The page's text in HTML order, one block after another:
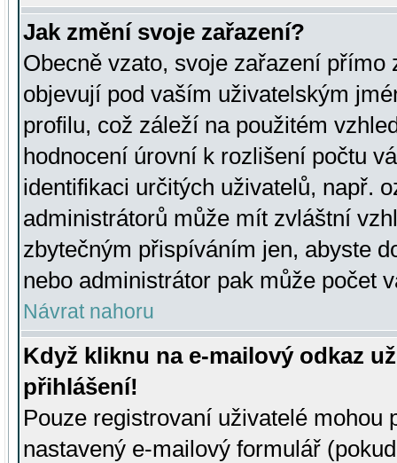
Jak změní svoje zařazení?
Obecně vzato, svoje zařazení přímo
objevují pod vaším uživatelským
profilu, což záleží na použitém
hodnocení úrovní k rozlišení počtu
identifikaci určitých uživatelů, např.
administrátorů může mít zvláštní
zbytečným přispíváním jen, abyste
nebo administrátor pak může počet
Návrat nahoru
Když kliknu na e-mailový odkaz
přihlášení!
Pouze registrovaní uživatelé mohou
nastavený e-mailový formulář